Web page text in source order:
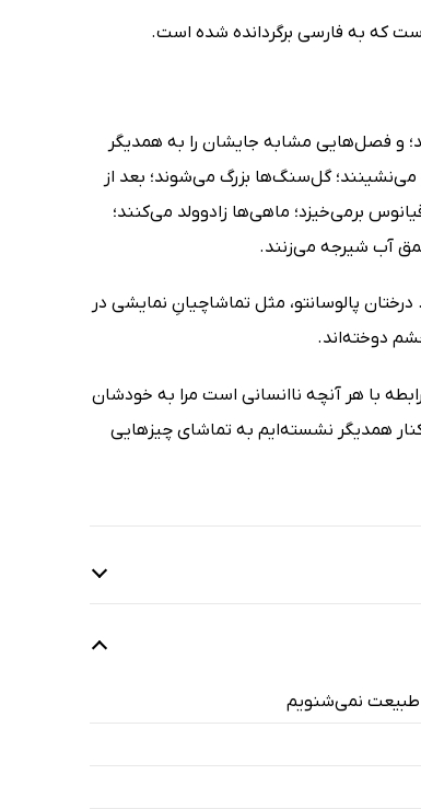
که به فارسی برگردانده شده است.
و فصل‌هایی مشابه جایشان را به همدیگر
می‌نشینند؛ گل‌سنگ‌ها بزرگ می‌شوند؛ بعد از
برمی‌خیزد؛ ماهی‌ها زادوولد می‌کنند؛
آب شیرجه می‌زنند.
پالوسانتو، مثل تماشاچیانِ نمایشی در
دوخته‌اند.
با هر آنچه ناانسانی است مرا به خودشان
همدیگر نشسته‌ایم به تماشای چیزهایی
طبیعت نمی‌شنویم